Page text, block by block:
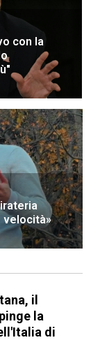
con la
velocità»
il
la
di